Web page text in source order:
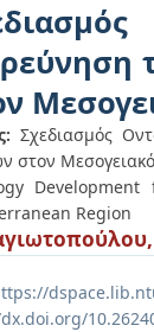
Σχεδιασμός
στον
Region